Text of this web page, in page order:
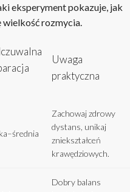
eksperyment pokazuje, jak
wielkość rozmycia.
Uwaga
praktyczna
Zachowaj zdrowy
dystans, unikaj
zniekształceń
krawędziowych.
Dobry balans